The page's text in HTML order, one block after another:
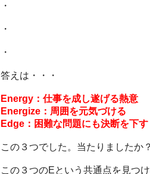
・
・
・
答えは・・・
Energy：仕事を成し遂げる熱意
Energize：周囲を元気づける
Edge：困難な問題にも決断を下す
この３つでした。当たりましたか？
この３つのEという共通点を見つ